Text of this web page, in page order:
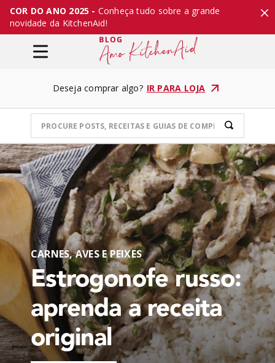
COR DO ANO 2025 - Conheça tudo sobre a grande
novidade da KitchenAid!
Deseja comprar algo? IR PARA LOJA
CARNES, AVES E PEIXES
Estrogonofe russo:
aprenda a receita
original